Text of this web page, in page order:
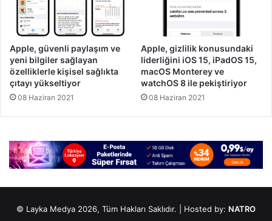
Apple, güvenli paylaşım ve
yeni bilgiler sağlayan
özelliklerle kişisel sağlıkta
çıtayı yükseltiyor
08 Haziran 2021
Apple, gizlilik konusundaki
liderliğini iOS 15, iPadOS 15,
macOS Monterey ve
watchOS 8 ile pekiştiriyor
08 Haziran 2021
© Layka Medya 2026, Tüm Hakları Saklıdır. | Hosted by: NATRO